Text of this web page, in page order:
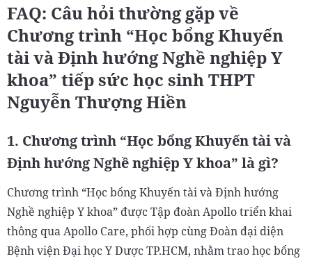
FAQ: Câu hỏi thường gặp về
Chương trình “Học bổng Khuyến
tài và Định hướng Nghề nghiệp Y
khoa” tiếp sức học sinh THPT
Nguyễn Thượng Hiền
1. Chương trình “Học bổng Khuyến tài và
Định hướng Nghề nghiệp Y khoa” là gì?
Chương trình “Học bổng Khuyến tài và Định hướng
Nghề nghiệp Y khoa” được Tập đoàn Apollo triển khai
thông qua Apollo Care, phối hợp cùng Đoàn đại diện
Bệnh viện Đại học Y Dược TP.HCM, nhằm trao học bổng